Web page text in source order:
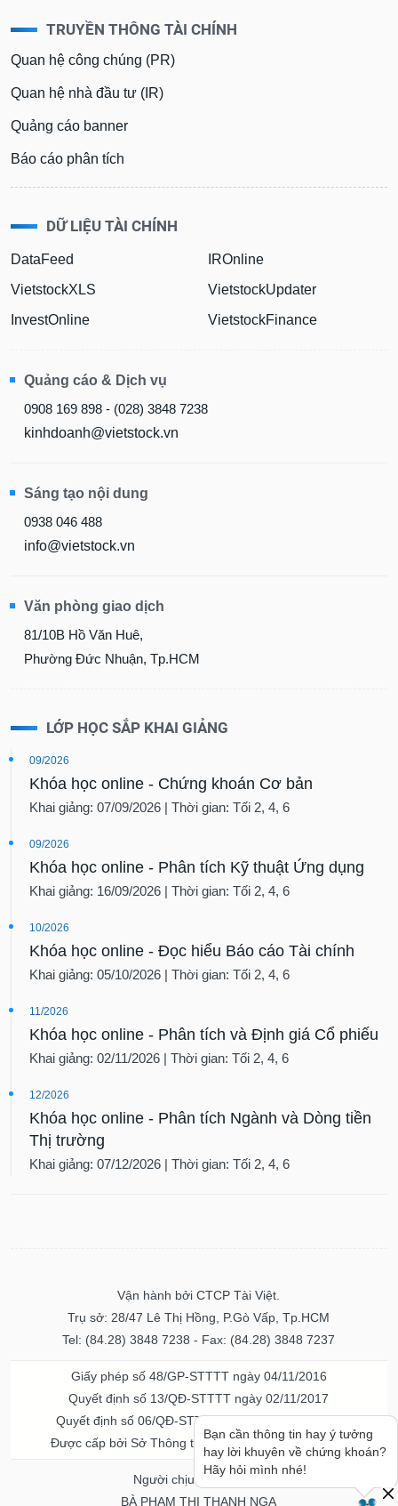
TRUYỀN THÔNG TÀI CHÍNH
Quan hệ công chúng (PR)
Quan hệ nhà đầu tư (IR)
Quảng cáo banner
Báo cáo phân tích
DỮ LIỆU TÀI CHÍNH
DataFeed
VietstockXLS
InvestOnline
IROnline
VietstockUpdater
VietstockFinance
Quảng cáo & Dịch vụ
0908 169 898 - (028) 3848 7238
kinhdoanh@vietstock.vn
Sáng tạo nội dung
0938 046 488
info@vietstock.vn
Văn phòng giao dịch
81/10B Hồ Văn Huê,
Phường Đức Nhuận, Tp.HCM
LỚP HỌC SẮP KHAI GIẢNG
09/2026
Khóa học online - Chứng khoán Cơ bản
Khai giảng: 07/09/2026 | Thời gian: Tối 2, 4, 6
09/2026
Khóa học online - Phân tích Kỹ thuật Ứng dụng
Khai giảng: 16/09/2026 | Thời gian: Tối 2, 4, 6
10/2026
Khóa học online - Đọc hiểu Báo cáo Tài chính
Khai giảng: 05/10/2026 | Thời gian: Tối 2, 4, 6
11/2026
Khóa học online - Phân tích và Định giá Cổ phiếu
Khai giảng: 02/11/2026 | Thời gian: Tối 2, 4, 6
12/2026
Khóa học online - Phân tích Ngành và Dòng tiền
Thị trường
Khai giảng: 07/12/2026 | Thời gian: Tối 2, 4, 6
Vận hành bởi CTCP Tài Việt.
Trụ sở: 28/47 Lê Thị Hồng, P.Gò Vấp, Tp.HCM
Tel: (84.28) 3848 7238 - Fax: (84.28) 3848 7237
Giấy phép số 48/GP-STTTT ngày 04/11/2016
Quyết định số 13/QĐ-STTTT ngày 02/11/2017
Quyết định số 06/QĐ-STTTT-ICP ngày 20/07/2023
Được cấp bởi Sở Thông tin và Truyền thông TPHCM
Người chịu trách nhiệm
BÀ PHẠM THỊ THANH NGA
Bạn cần thông tin hay ý tưởng
hay lời khuyên về chứng khoán?
Hãy hỏi mình nhé!